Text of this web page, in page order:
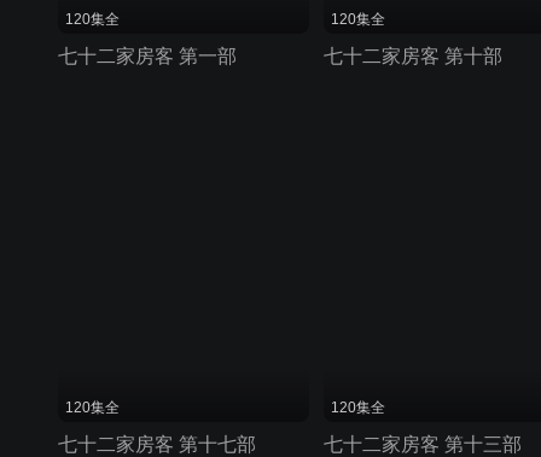
120集全
七十二家房客 第一部
120集全
七十二家房客 第十部
120集全
七十二家房客 第十七部
120集全
七十二家房客 第十三部